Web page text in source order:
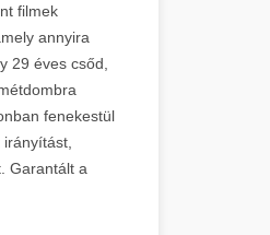
filmek
annyira
29 éves csőd,
fenekestül
Garantált a